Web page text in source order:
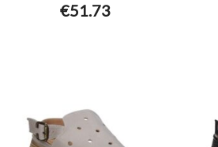
€51.73